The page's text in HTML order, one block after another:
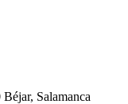
Salamanca